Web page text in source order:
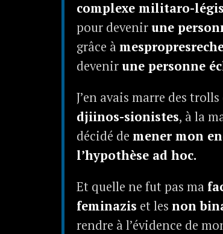
complexe militaro-
pour devenirune
grâce à
devenirune personne
J’en avais marre des trolls
djiinos-sionistes, à la
décidé de mener mon
l’hypothèse ad hoc.
Et quelle ne fut pas ma
feminazis et les non
rendre à l’évidence de